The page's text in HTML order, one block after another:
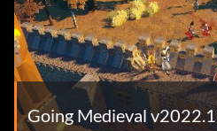
Going Medieval